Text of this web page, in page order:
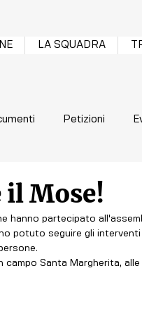
LA SQUADRA
Petizioni
il Mose!
hanno partecipato
potuto seguire gli
campo Santa Margherita,